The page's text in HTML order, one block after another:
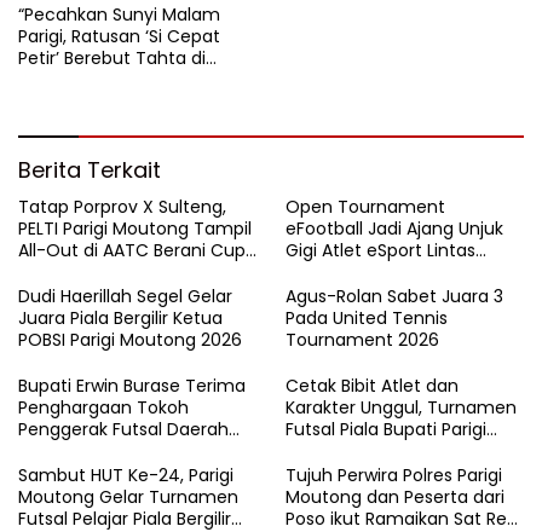
“Pecahkan Sunyi Malam
Parigi, Ratusan ‘Si Cepat
Petir’ Berebut Tahta di
Berita Terkait
Tatap Porprov X Sulteng,
PELTI Parigi Moutong Tampil
All-Out di AATC Berani Cup
Open Tournament
eFootball Jadi Ajang Unjuk
Gigi Atlet eSport Lintas
Dudi Haerillah Segel Gelar
Juara Piala Bergilir Ketua
POBSI Parigi Moutong 2026
Agus-Rolan Sabet Juara 3
Pada United Tennis
Tournament 2026
Bupati Erwin Burase Terima
Penghargaan Tokoh
Penggerak Futsal Daerah
Pelajar
Cetak Bibit Atlet dan
Karakter Unggul, Turnamen
Futsal Piala Bupati Parigi
Ditutup
Sambut HUT Ke-24, Parigi
Moutong Gelar Turnamen
Futsal Pelajar Piala Bergilir
Tujuh Perwira Polres Parigi
Moutong dan Peserta dari
Poso ikut Ramaikan Sat Res